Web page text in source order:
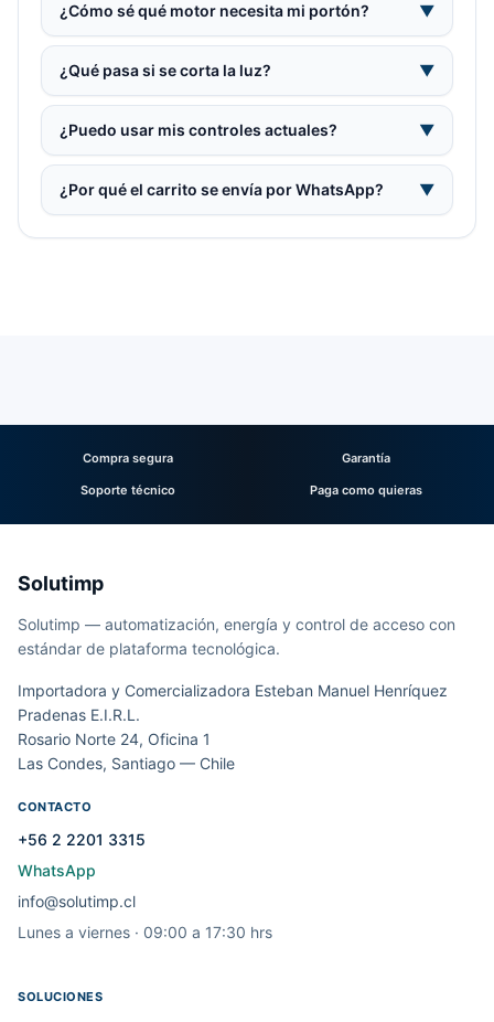
¿Cómo sé qué motor necesita mi portón? ▼
¿Qué pasa si se corta la luz? ▼
¿Puedo usar mis controles actuales? ▼
¿Por qué el carrito se envía por WhatsApp? ▼
Compra segura Garantía
Soporte técnico Paga como quieras
Solutimp
Solutimp — automatización, energía y control de acceso con
estándar de plataforma tecnológica.
Importadora y Comercializadora Esteban Manuel Henríquez
Pradenas E.I.R.L.
Rosario Norte 24, Oficina 1
Las Condes, Santiago — Chile
CONTACTO
+56 2 2201 3315
WhatsApp
info@solutimp.cl
Lunes a viernes · 09:00 a 17:30 hrs
SOLUCIONES